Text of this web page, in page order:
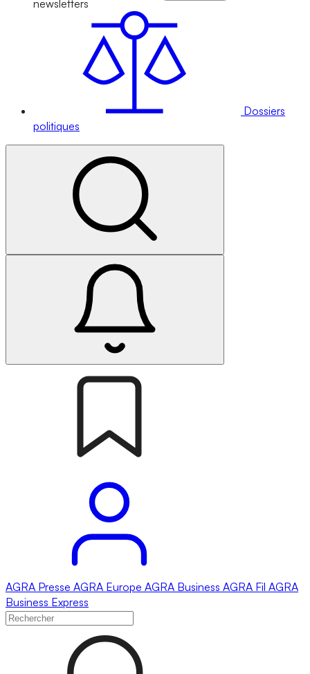
newsletters
Dossiers
politiques
AGRA Presse AGRA Europe AGRA Business AGRA Fil AGRA
Business Express